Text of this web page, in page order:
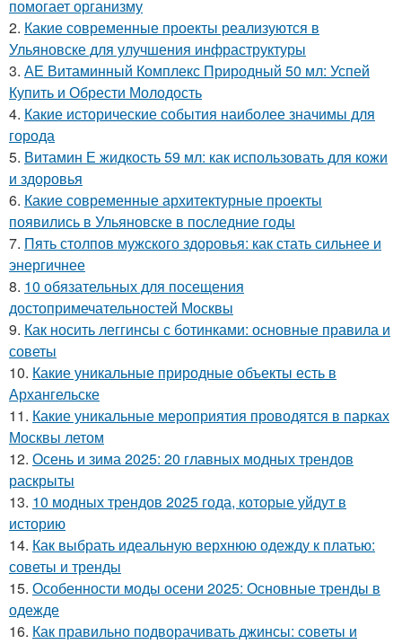
помогает организму
2. Какие современные проекты реализуются в
Ульяновске для улучшения инфраструктуры
3. АЕ Витаминный Комплекс Природный 50 мл: Успей
Купить и Обрести Молодость
4. Какие исторические события наиболее значимы для
города
5. Витамин Е жидкость 59 мл: как использовать для кожи
и здоровья
6. Какие современные архитектурные проекты
появились в Ульяновске в последние годы
7. Пять столпов мужского здоровья: как стать сильнее и
энергичнее
8. 10 обязательных для посещения
достопримечательностей Москвы
9. Как носить леггинсы с ботинками: основные правила и
советы
10. Какие уникальные природные объекты есть в
Архангельске
11. Какие уникальные мероприятия проводятся в парках
Москвы летом
12. Осень и зима 2025: 20 главных модных трендов
раскрыты
13. 10 модных трендов 2025 года, которые уйдут в
историю
14. Как выбрать идеальную верхнюю одежду к платью:
советы и тренды
15. Особенности моды осени 2025: Основные тренды в
одежде
16. Как правильно подворачивать джинсы: советы и